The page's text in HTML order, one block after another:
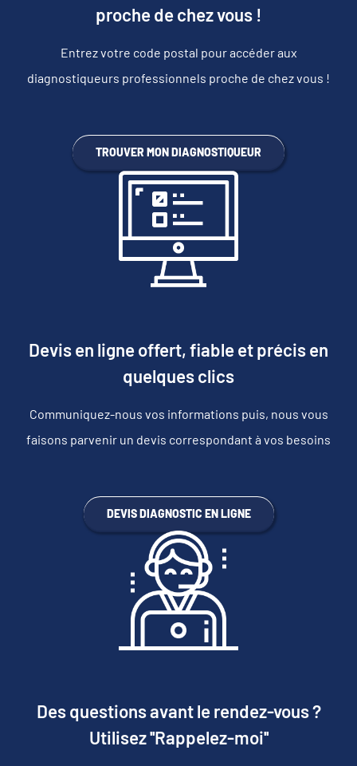
proche de chez vous !
Entrez votre code postal pour accéder aux
diagnostiqueurs professionnels proche de chez vous !
TROUVER MON DIAGNOSTIQUEUR
Devis en ligne offert, fiable et précis en
quelques clics
Communiquez-nous vos informations puis, nous vous
faisons parvenir un devis correspondant à vos besoins
DEVIS DIAGNOSTIC EN LIGNE
Des questions avant le rendez-vous ?
Utilisez ''Rappelez-moi''